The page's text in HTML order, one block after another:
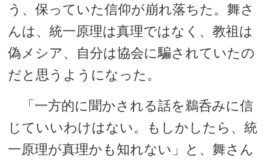
う、保っていた信仰が崩れ落ちた。舞さ
んは、統一原理は真理ではなく、教祖は
偽メシア、自分は協会に騙されていたの
だと思うようになった。
「一方的に聞かされる話を鵜呑みに信
じていいわけはない。もしかしたら、統
一原理が真理かも知れない」と、舞さん